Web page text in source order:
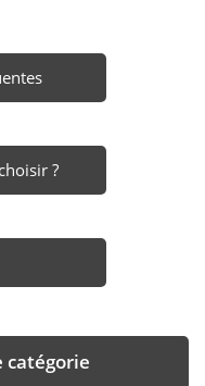
?
catégorie